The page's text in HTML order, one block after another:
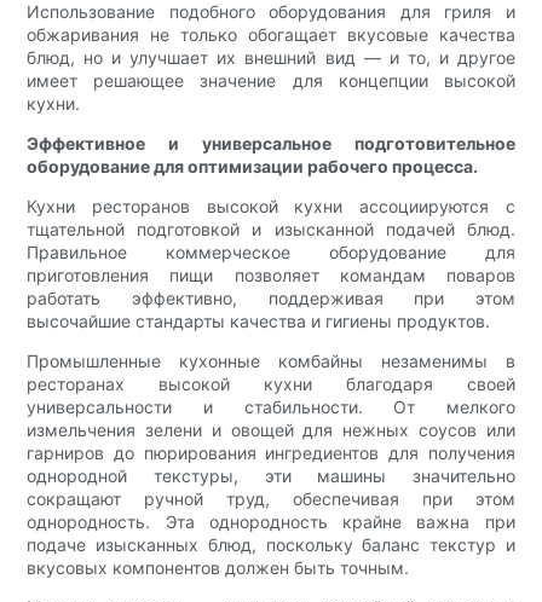
Использование подобного оборудования для гриля и
обжаривания не только обогащает вкусовые качества
блюд, но и улучшает их внешний вид — и то, и другое
имеет решающее значение для концепции высокой
кухни.
Эффективное и универсальное подготовительное
оборудование для оптимизации рабочего процесса.
Кухни ресторанов высокой кухни ассоциируются с
тщательной подготовкой и изысканной подачей блюд.
Правильное коммерческое оборудование для
приготовления пищи позволяет командам поваров
работать эффективно, поддерживая при этом
высочайшие стандарты качества и гигиены продуктов.
Промышленные кухонные комбайны незаменимы в
ресторанах высокой кухни благодаря своей
универсальности и стабильности. От мелкого
измельчения зелени и овощей для нежных соусов или
гарниров до пюрирования ингредиентов для получения
однородной текстуры, эти машины значительно
сокращают ручной труд, обеспечивая при этом
однородность. Эта однородность крайне важна при
подаче изысканных блюд, поскольку баланс текстур и
вкусовых компонентов должен быть точным.